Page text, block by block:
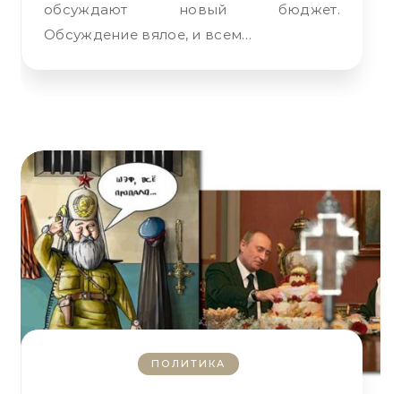
обсуждают новый бюджет.
Обсуждение вялое, и всем…
ПОЛИТИКА